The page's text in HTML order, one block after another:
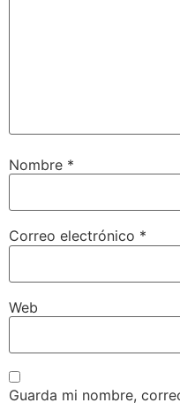
Nombre *
Correo electrónico *
Web
Guarda mi nombre,